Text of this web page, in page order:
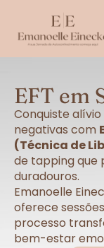
EFT em
Conquiste
negativas com
(Técnica de
de tapping que
duradouros.
Emanoelle
oferece
processo
bem-estar